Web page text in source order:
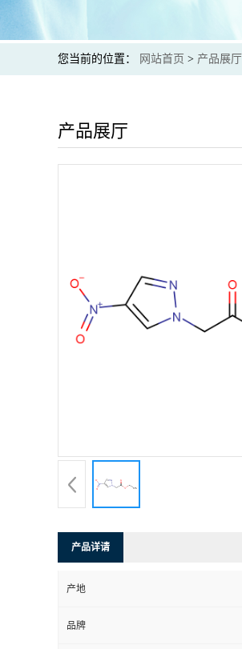
您当前的位置： 网站首页 > 产品展厅
产品展厅
产品详请
产地
品牌